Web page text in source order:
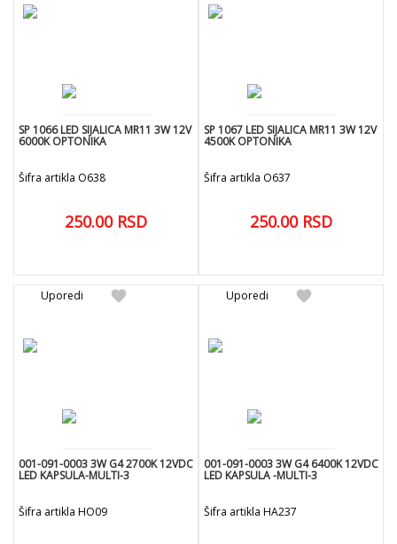
SP 1066 LED SIJALICA MR11 3W 12V
6000K OPTONIKA
Šifra artikla O638
250.00 RSD
SP 1067 LED SIJALICA MR11 3W 12V
4500K OPTONIKA
Šifra artikla O637
250.00 RSD
favorite
Uporedi
001-091-0003 3W G4 2700K 12VDC
LED KAPSULA-MULTI-3
Šifra artikla HO09
favorite
Uporedi
001-091-0003 3W G4 6400K 12VDC
LED KAPSULA -MULTI-3
Šifra artikla HA237